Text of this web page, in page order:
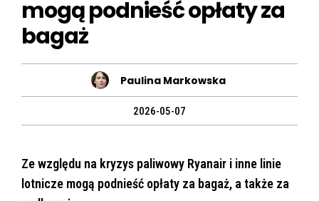
mogą podnieść opłaty za
bagaż
Paulina Markowska
2026-05-07
Ze względu na kryzys paliwowy Ryanair i inne linie
lotnicze mogą podnieść opłaty za bagaż, a także za